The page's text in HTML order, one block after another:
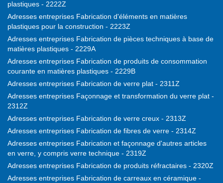
plastiques - 2222Z
Adresses entreprises Fabrication d'éléments en matières
plastiques pour la construction - 2223Z
Adresses entreprises Fabrication de pièces techniques à base de
matières plastiques - 2229A
Adresses entreprises Fabrication de produits de consommation
courante en matières plastiques - 2229B
Adresses entreprises Fabrication de verre plat - 2311Z
Adresses entreprises Façonnage et transformation du verre plat -
2312Z
Adresses entreprises Fabrication de verre creux - 2313Z
Adresses entreprises Fabrication de fibres de verre - 2314Z
Adresses entreprises Fabrication et façonnage d'autres articles
en verre, y compris verre technique - 2319Z
Adresses entreprises Fabrication de produits réfractaires - 2320Z
Adresses entreprises Fabrication de carreaux en céramique -